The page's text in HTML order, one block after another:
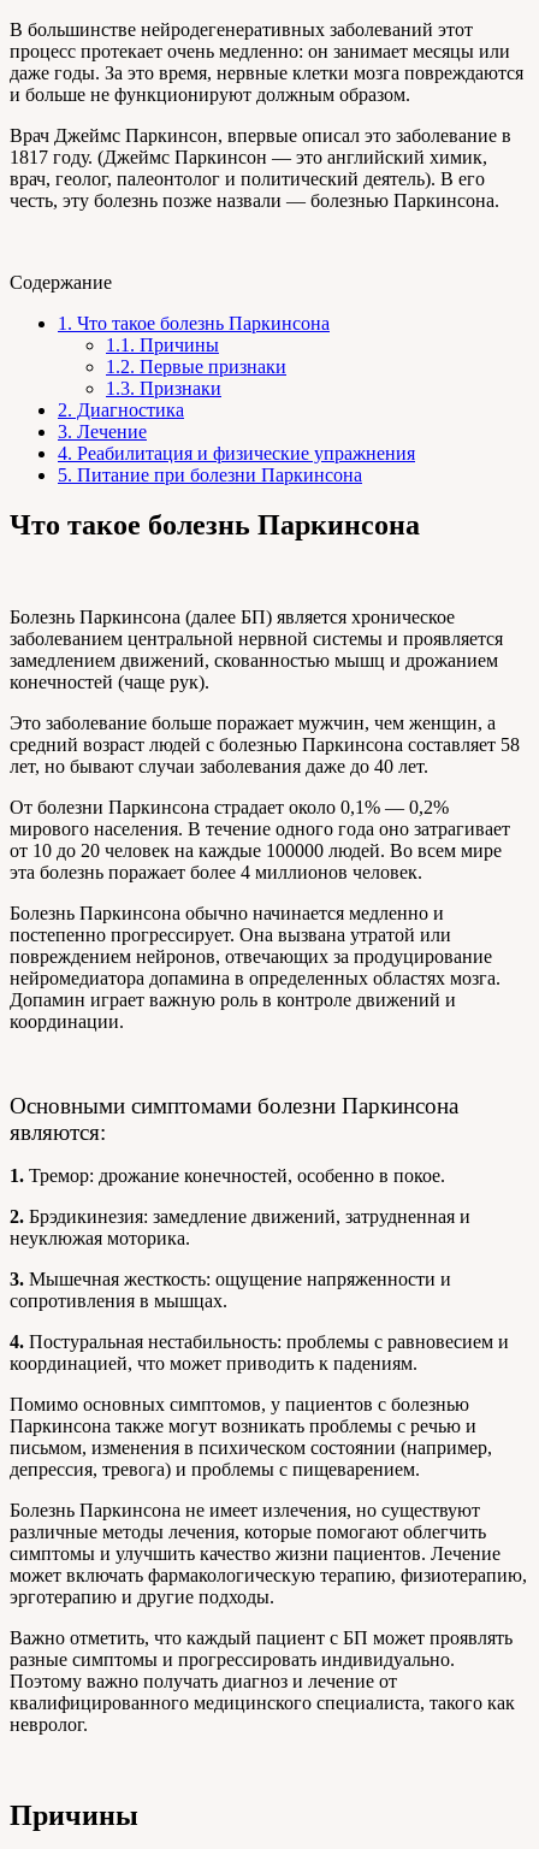
В большинстве нейродегенеративных заболеваний этот
процесс протекает очень медленно: он занимает месяцы или
даже годы. За это время, нервные клетки мозга повреждаются
и больше не функционируют должным образом.
Врач Джеймс Паркинсон, впервые описал это заболевание в
1817 году. (Джеймс Паркинсон — это английский химик,
врач, геолог, палеонтолог и политический деятель). В его
честь, эту болезнь позже назвали — болезнью Паркинсона.
Содержание
1. Что такое болезнь Паркинсона
1.1. Причины
1.2. Первые признаки
1.3. Признаки
2. Диагностика
3. Лечение
4. Реабилитация и физические упражнения
5. Питание при болезни Паркинсона
Что такое болезнь Паркинсона
Болезнь Паркинсона (далее БП) является хроническое
заболеванием центральной нервной системы и проявляется
замедлением движений, скованностью мышц и дрожанием
конечностей (чаще рук).
Это заболевание больше поражает мужчин, чем женщин, а
средний возраст людей с болезнью Паркинсона составляет 58
лет, но бывают случаи заболевания даже до 40 лет.
От болезни Паркинсона страдает около 0,1% — 0,2%
мирового населения. В течение одного года оно затрагивает
от 10 до 20 человек на каждые 100000 людей. Во всем мире
эта болезнь поражает более 4 миллионов человек.
Болезнь Паркинсона обычно начинается медленно и
постепенно прогрессирует. Она вызвана утратой или
повреждением нейронов, отвечающих за продуцирование
нейромедиатора допамина в определенных областях мозга.
Допамин играет важную роль в контроле движений и
координации.
Основными симптомами болезни Паркинсона
являются:
1. Тремор: дрожание конечностей, особенно в покое.
2. Брэдикинезия: замедление движений, затрудненная и
неуклюжая моторика.
3. Мышечная жесткость: ощущение напряженности и
сопротивления в мышцах.
4. Постуральная нестабильность: проблемы с равновесием и
координацией, что может приводить к падениям.
Помимо основных симптомов, у пациентов с болезнью
Паркинсона также могут возникать проблемы с речью и
письмом, изменения в психическом состоянии (например,
депрессия, тревога) и проблемы с пищеварением.
Болезнь Паркинсона не имеет излечения, но существуют
различные методы лечения, которые помогают облегчить
симптомы и улучшить качество жизни пациентов. Лечение
может включать фармакологическую терапию, физиотерапию,
эрготерапию и другие подходы.
Важно отметить, что каждый пациент с БП может проявлять
разные симптомы и прогрессировать индивидуально.
Поэтому важно получать диагноз и лечение от
квалифицированного медицинского специалиста, такого как
невролог.
Причины